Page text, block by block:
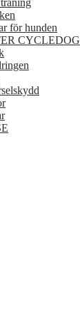
för hunden
CYCLEDOG